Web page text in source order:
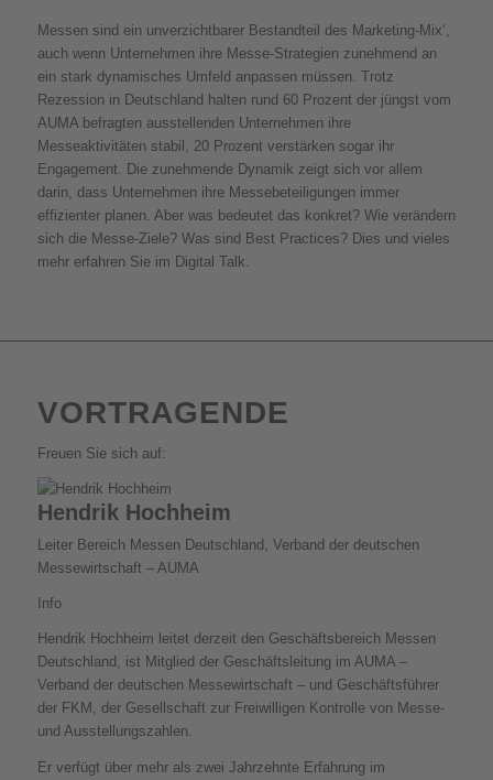
Messen sind ein unverzichtbarer Bestandteil des Marketing-Mix‘,
auch wenn Unternehmen ihre Messe-Strategien zunehmend an
ein stark dynamisches Umfeld anpassen müssen. Trotz
Rezession in Deutschland halten rund 60 Prozent der jüngst vom
AUMA befragten ausstellenden Unternehmen ihre
Messeaktivitäten stabil, 20 Prozent verstärken sogar ihr
Engagement. Die zunehmende Dynamik zeigt sich vor allem
darin, dass Unternehmen ihre Messebeteiligungen immer
effizienter planen. Aber was bedeutet das konkret? Wie verändern
sich die Messe-Ziele? Was sind Best Practices? Dies und vieles
mehr erfahren Sie im Digital Talk.
VORTRAGENDE
Freuen Sie sich auf:
Hendrik Hochheim
Leiter Bereich Messen Deutschland, Verband der deutschen
Messewirtschaft – AUMA
Info
Hendrik Hochheim leitet derzeit den Geschäftsbereich Messen
Deutschland, ist Mitglied der Geschäftsleitung im AUMA –
Verband der deutschen Messewirtschaft – und Geschäftsführer
der FKM, der Gesellschaft zur Freiwilligen Kontrolle von Messe-
und Ausstellungszahlen.
Er verfügt über mehr als zwei Jahrzehnte Erfahrung im